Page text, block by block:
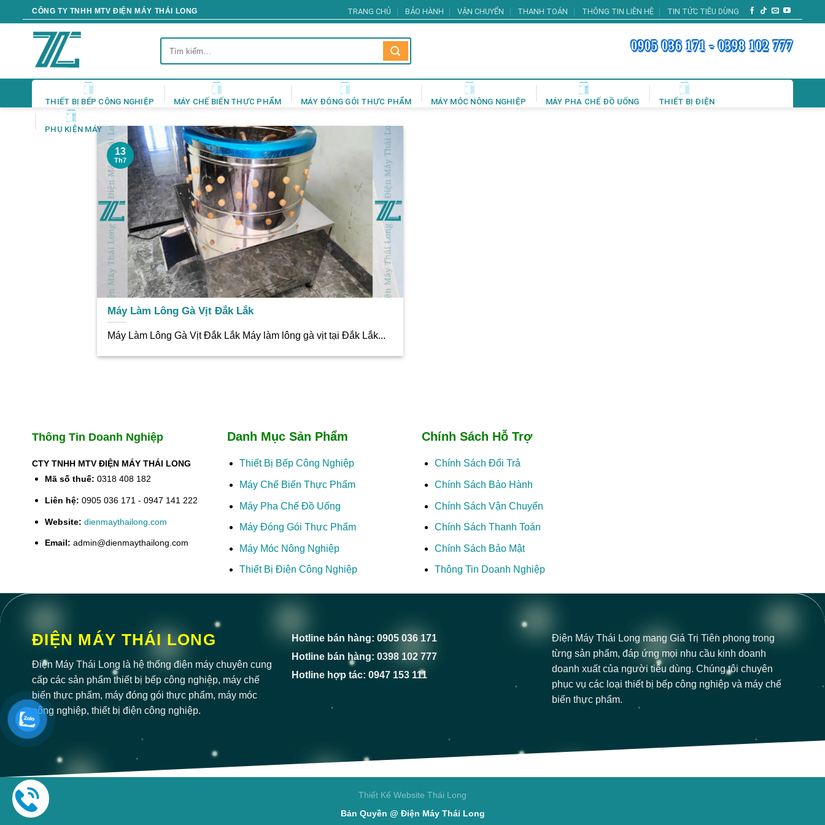
to
CÔNG TY TNHH MTV ĐIỆN MÁY THÁI LONG TRANG CHỦ BẢO HÀNH VẬN CHUYỂN THANH TOÁN THÔNG TIN LIÊN HỆ TIN TỨC TIÊU DÙNG
0905 036 171 - 0398 102 777
THIẾT BỊ BẾP CÔNG NGHIỆP MÁY CHẾ BIẾN THỰC PHẨM MÁY ĐÓNG GÓI THỰC PHẨM MÁY MÓC NÔNG NGHIỆP MÁY PHA CHẾ ĐỒ UỐNG THIẾT BỊ ĐIỆN
PHỤ KIỆN MÁY
Máy Làm Lông Gà Vịt Đắk Lắk
Máy Làm Lông Gà Vịt Đắk Lắk Máy làm lông gà vịt tại Đắk Lắk...
13
Th7
Thông Tin Doanh Nghiệp
CTY TNHH MTV ĐIỆN MÁY THÁI LONG
Mã số thuế: 0318 408 182
Liên hệ: 0905 036 171 - 0947 141 222
Website: dienmaythailong.com
Email: admin@dienmaythailong.com
Danh Mục Sản Phẩm
Thiết Bị Bếp Công Nghiệp
Máy Chế Biến Thực Phẩm
Máy Pha Chế Đồ Uống
Máy Đóng Gói Thực Phẩm
Máy Móc Nông Nghiệp
Thiết Bị Điện Công Nghiệp
Chính Sách Hỗ Trợ
Chính Sách Đổi Trả
Chính Sách Bảo Hành
Chính Sách Vận Chuyển
Chính Sách Thanh Toán
Chính Sách Bảo Mật
Thông Tin Doanh Nghiệp
ĐIỆN MÁY THÁI LONG
Điện Máy Thái Long là hệ thống điện máy chuyên cung
cấp các sản phẩm thiết bị bếp công nghiệp, máy chế
biến thực phẩm, máy đóng gói thực phẩm, máy móc
nông nghiệp, thiết bị điện công nghiệp.
Hotline bán hàng: 0905 036 171
Hotline bán hàng: 0398 102 777
Hotline hợp tác: 0947 153 111
Điện Máy Thái Long mang Giá Trị Tiên phong trong
từng sản phẩm, đáp ứng mọi nhu cầu kinh doanh
doanh xuất của người tiêu dùng. Chúng tôi chuyên
phục vụ các loại thiết bị bếp công nghiệp và máy chế
biến thực phẩm.
Thiết Kế Website Thái Long
Bản Quyền @ Điện Máy Thái Long